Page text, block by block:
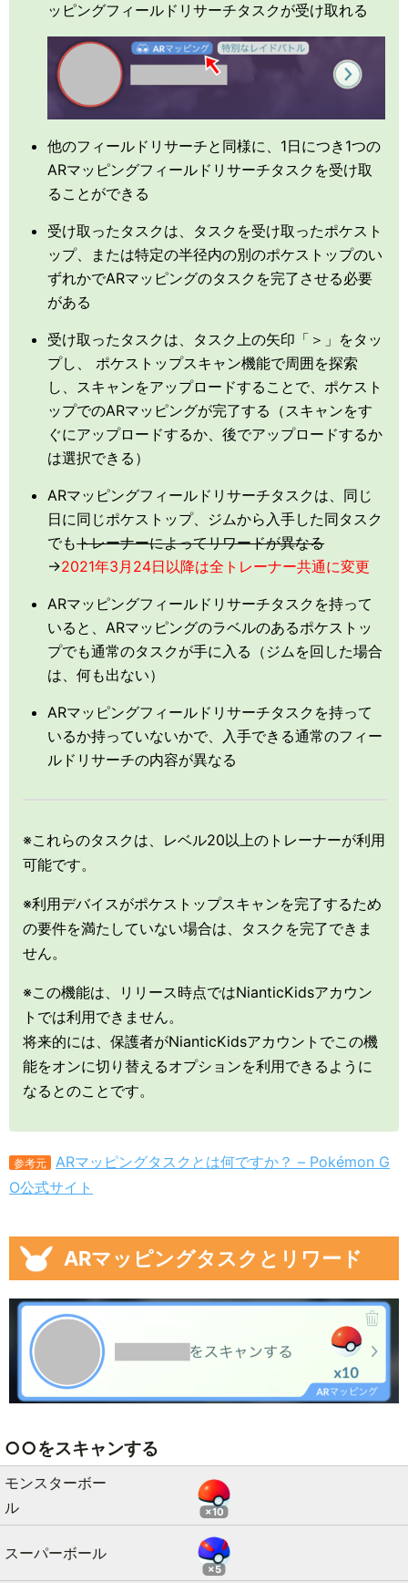
ッピングフィールドリサーチタスクが受け取れる
他のフィールドリサーチと同様に、1日につき1つの
ARマッピングフィールドリサーチタスクを受け取
ることができる
受け取ったタスクは、タスクを受け取ったポケスト
ップ、または特定の半径内の別のポケストップのい
ずれかでARマッピングのタスクを完了させる必要
がある
受け取ったタスクは、タスク上の矢印「＞」をタッ
プし、 ポケストップスキャン機能で周囲を探索
し、スキャンをアップロードすることで、ポケスト
ップでのARマッピングが完了する（スキャンをす
ぐにアップロードするか、後でアップロードするか
は選択できる）
ARマッピングフィールドリサーチタスクは、同じ
日に同じポケストップ、ジムから入手した同タスク
でもトレーナーによってリワードが異なる
→2021年3月24日以降は全トレーナー共通に変更
ARマッピングフィールドリサーチタスクを持って
いると、ARマッピングのラベルのあるポケストッ
プでも通常のタスクが手に入る（ジムを回した場合
は、何も出ない）
ARマッピングフィールドリサーチタスクを持って
いるか持っていないかで、入手できる通常のフィー
ルドリサーチの内容が異なる
※これらのタスクは、レベル20以上のトレーナーが利用
可能です。
※利用デバイスがポケストップスキャンを完了するため
の要件を満たしていない場合は、タスクを完了できま
せん。
※この機能は、リリース時点ではNianticKidsアカウン
トでは利用できません。
将来的には、保護者がNianticKidsアカウントでこの機
能をオンに切り替えるオプションを利用できるように
なるとのことです。
参考元
ARマッピングタスクとは何ですか？ – Pokémon G
O公式サイト
ARマッピングタスクとリワード
○○をスキャンする
モンスターボー
ル
×10
スーパーボール
×5